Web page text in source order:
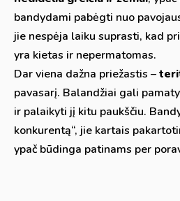
bandydami pabėgti nuo
jie nespėja laiku suprasti, kad
yra kietas ir nepermatomas.
Dar viena dažna priežastis –
pavasarį. Balandžiai gali
ir palaikyti jį kitu paukščiu.
konkurentą“, jie kartais
ypač būdinga patinams per